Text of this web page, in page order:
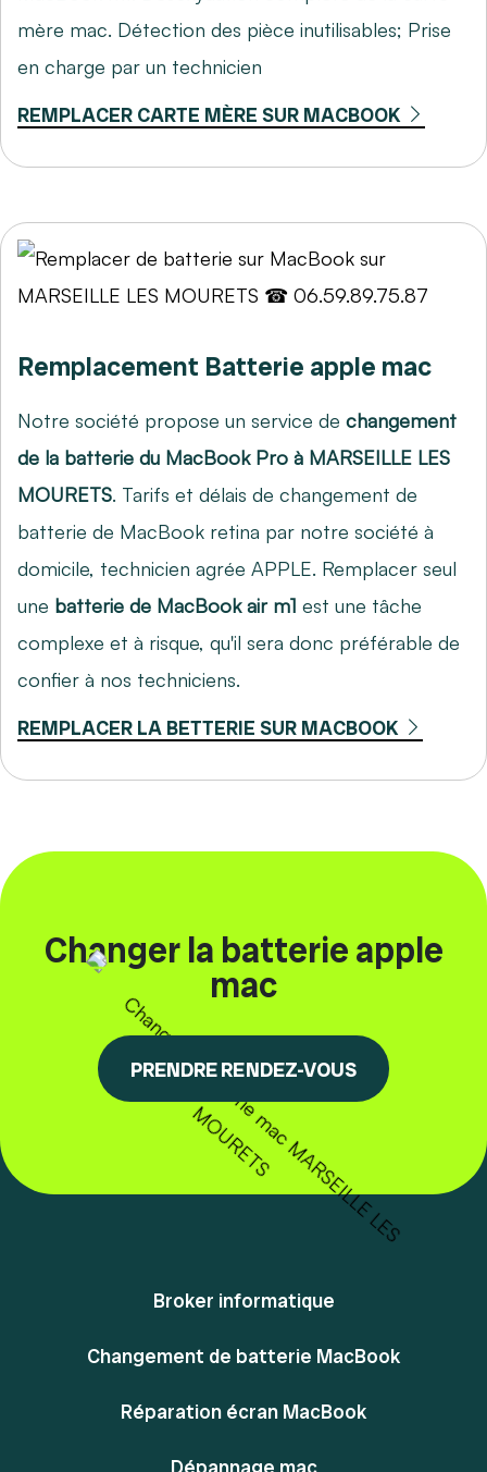
mère mac. Détection des pièce inutilisables; Prise
en charge par un technicien
REMPLACER CARTE MÈRE SUR MACBOOK
Remplacement Batterie apple mac
Notre société propose un service de changement
de la batterie du MacBook Pro à MARSEILLE LES
MOURETS. Tarifs et délais de changement de
batterie de MacBook retina par notre société à
domicile, technicien agrée APPLE. Remplacer seul
une batterie de MacBook air m1 est une tâche
complexe et à risque, qu'il sera donc préférable de
confier à nos techniciens.
REMPLACER LA BETTERIE SUR MACBOOK
Changer la batterie apple
mac
PRENDRE RENDEZ-VOUS
Broker informatique
Changement de batterie MacBook
Réparation écran MacBook
Dépannage mac